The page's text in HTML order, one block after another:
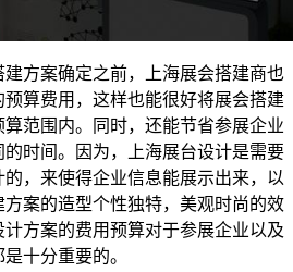
方案确定之前，上海展会搭建商也
算费用，这样也能很好将展会搭建
范围内。同时，还能节省参展企业
时间。因为，上海展台设计是需要
，来使得企业信息能展示出来，以
案的造型个性独特，美观时尚的效
方案的费用预算对于参展企业以及
十分重要的。